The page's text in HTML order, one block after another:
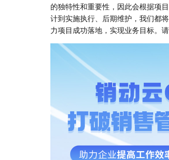
的独特性和重要性，因此会根据项
计到实施执行、后期维护，我们都
力项目成功落地，实现业务目标。